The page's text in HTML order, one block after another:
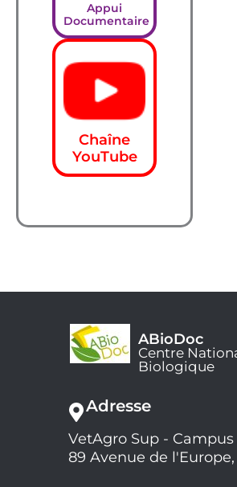
Appui
Documentaire
Chaîne
YouTube
ABioDoc
Centre
Biologique
Adresse
VetAgro Sup -
89 Avenue de l'Europe,